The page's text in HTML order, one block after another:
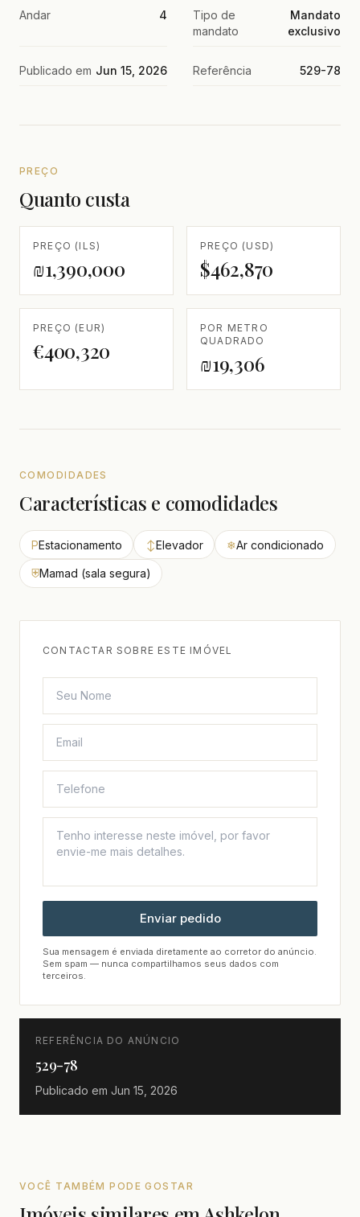
Andar 4
Tipo de
mandato
Mandato
exclusivo
Publicado em Jun 15, 2026 Referência 529-78
PREÇO
Quanto custa
PREÇO (ILS)
₪1,390,000
PREÇO (USD)
$462,870
PREÇO (EUR)
€400,320
POR METRO
QUADRADO
₪19,306
COMODIDADES
Características e comodidades
PEstacionamento ↕Elevador ❄Ar condicionado
⛨Mamad (sala segura)
CONTACTAR SOBRE ESTE IMÓVEL
Enviar pedido
Sua mensagem é enviada diretamente ao corretor do anúncio.
Sem spam — nunca compartilhamos seus dados com
terceiros.
REFERÊNCIA DO ANÚNCIO
529-78
Publicado em Jun 15, 2026
VOCÊ TAMBÉM PODE GOSTAR